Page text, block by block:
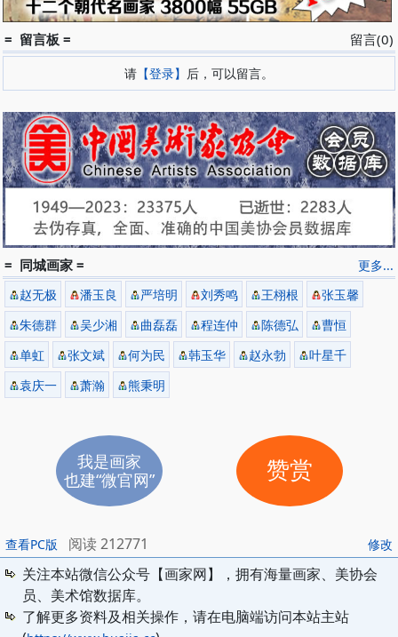
留言(0)
= 留言板 =
请 【登录】 后，可以留言。
更多...
= 同城画家 =
赵无极 潘玉良 严培明 刘秀鸣 王栩根
张玉馨
朱德群
吴少湘 曲磊磊 程连仲 陈德弘
曹恒
单虹
张文斌 何为民 韩玉华 赵永勃
叶星千
袁庆一
萧瀚 熊秉明
我是画家
也建“微官网”
赞赏
修改
查看PC版
阅读 212771
关注本站微信公众号【画家网】，拥有海量画家、美协会
员、美术馆数据库。
了解更多资料及相关操作，请在电脑端访问本站主站